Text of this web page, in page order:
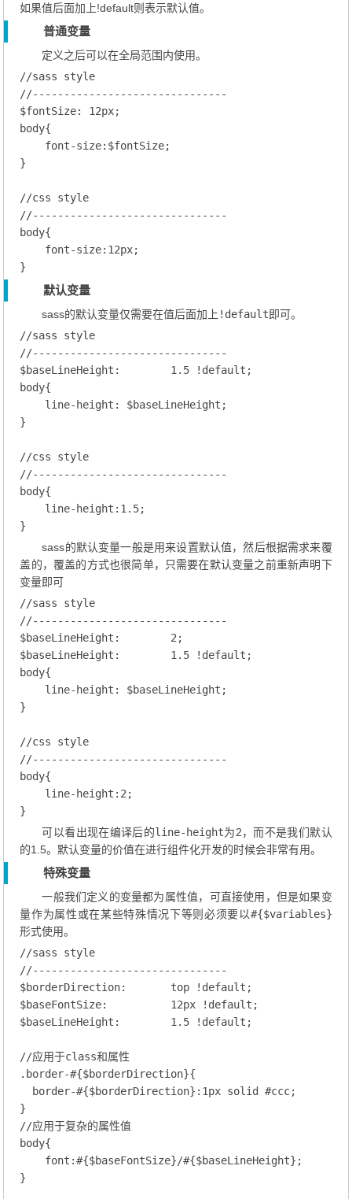
如果值后面加上!default则表示默认值。
普通变量
定义之后可以在全局范围内使用。
//sass style
//-------------------------------
$fontSize: 12px;
body{
font-size:$fontSize;
}
//css style
//-------------------------------
body{
font-size: 12px;
默认变量
sass的默认变量仅需要在值后面加上 !default即可。
//sass style
//-------------------------------
$baseLineHeight : 1.5 !default;
body{
line-height : $baseLineHeight;
}
//css style
//-------------------------------
body{
line-height : 1.5;
sass的默认变量一般是用来设置默认值，然后根据需求来覆
盖的，覆盖的方式也很简单，只需要在默认变量之前重新声明下
变量即可
//sass style
//-------------------------------
$baseLineHeight : 2 ;
$baseLineHeight : 1.5 !default;
body{
line-height : $baseLineHeight;
}
//css style
//-------------------------------
body{
line-height : 2 ;
可以看出现在编译后的line-height为2，而不是我们默认
的1.5。默认变量的价值在进行组件化开发的时候会非常有用。
特殊变量
一般我们定义的变量都为属性值，可直接使用，但是如果变
量作为属性或在某些特殊情况下等则必须要以#{$variables}
形式使用。
//sass style
//-------------------------------
$borderDirection:       top !default;
$baseFontSize: 12px !default;
$baseLineHeight : 1.5 !default;
//应用于class和属性
.border-#{$borderDirection}{
border-#{$borderDirection} : 1px solid #ccc;
//应用于复杂的属性值
body{
font :#{$baseFontSize}/#{$baseLineHeight};
}